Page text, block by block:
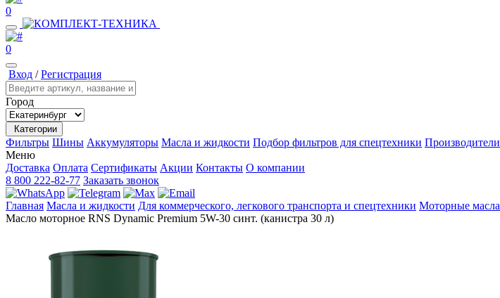
0
0
Вход /Регистрация
Город
Категории
Фильтры Шины Аккумуляторы Масла и жидкости Подбор фильтров для спецтехники Производители
Меню
Доставка Оплата Сертификаты Акции Контакты О компании
8 800 222-82-77 Заказать звонок
Главная Масла и жидкости Для коммерческого, легкового транспорта и спецтехники Моторные масла
Масло моторное RNS Dynamic Premium 5W-30 синт. (канистра 30 л)